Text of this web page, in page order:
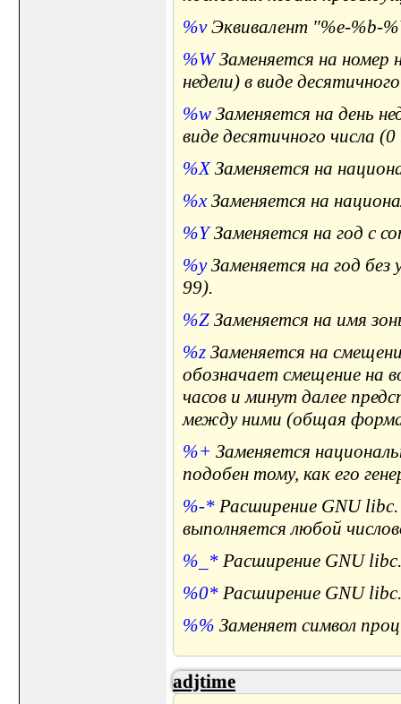
%vЭквивалент "%e-%b-
%WЗаменяется на номер
недели) в виде
%w Заменяется на день
виде десятичного числа (0
%XЗаменяется на
%x Заменяется на
%YЗаменяется на год с
%yЗаменяется на год без
99).
%Z Заменяется на имя
%z Заменяется на
обозначает смещение на
часов и минут далее
между ними (общая форма
%+ Заменяется
подобен тому, как его
%-* Расширение GNU libc.
выполняется любой
%_* Расширение GNU
%0* Расширение GNU
%% Заменяет символ
adjtime